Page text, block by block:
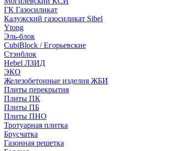
ГК Газосиликат
Калужский газосиликат Sibel
Ytong
Эль-блок
CubiBlock / Егорьевские
Стэнблок
Hebel ЛЗИД
ЭКО
Железобетонные изделия ЖБИ
Плиты перекрытия
Плиты ПК
Плиты ПБ
Плиты ПНО
Тротуарная плитка
Брусчатка
Газонная решетка